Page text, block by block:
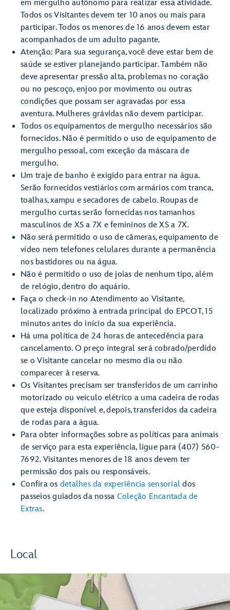
em mergulho autônomo para realizar essa atividade.
Todos os Visitantes devem ter 10 anos ou mais para
participar. Todos os menores de 16 anos devem estar
acompanhados de um adulto pagante.
Atenção: Para sua segurança, você deve estar bem de
saúde se estiver planejando participar. Também não
deve apresentar pressão alta, problemas no coração
ou no pescoço, enjoo por movimento ou outras
condições que possam ser agravadas por essa
aventura. Mulheres grávidas não devem participar.
Todos os equipamentos de mergulho necessários são
fornecidos. Não é permitido o uso de equipamento de
mergulho pessoal, com exceção da máscara de
mergulho.
Um traje de banho é exigido para entrar na água.
Serão fornecidos vestiários com armários com tranca,
toalhas, xampu e secadores de cabelo. Roupas de
mergulho curtas serão fornecidas nos tamanhos
masculinos de XS a 7X e femininos de XS a 7X.
Não será permitido o uso de câmeras, equipamento de
vídeo nem telefones celulares durante a permanência
nos bastidores ou na água.
Não é permitido o uso de joias de nenhum tipo, além
de relógio, dentro do aquário.
Faça o check-in no Atendimento ao Visitante,
localizado próximo à entrada principal do EPCOT, 15
minutos antes do início da sua experiência.
Há uma política de 24 horas de antecedência para
cancelamento. O preço integral será cobrado/perdido
se o Visitante cancelar no mesmo dia ou não
comparecer à reserva.
Os Visitantes precisam ser transferidos de um carrinho
motorizado ou veículo elétrico a uma cadeira de rodas
que esteja disponível e, depois, transferidos da cadeira
de rodas para a água.
Para obter informações sobre as políticas para animais
de serviço para esta experiência, ligue para (407) 560-
7692. Visitantes menores de 18 anos devem ter
permissão dos pais ou responsáveis.
Confira os detalhes da experiência sensorial dos
passeios guiados da nossa Coleção Encantada de
Extras.
Local